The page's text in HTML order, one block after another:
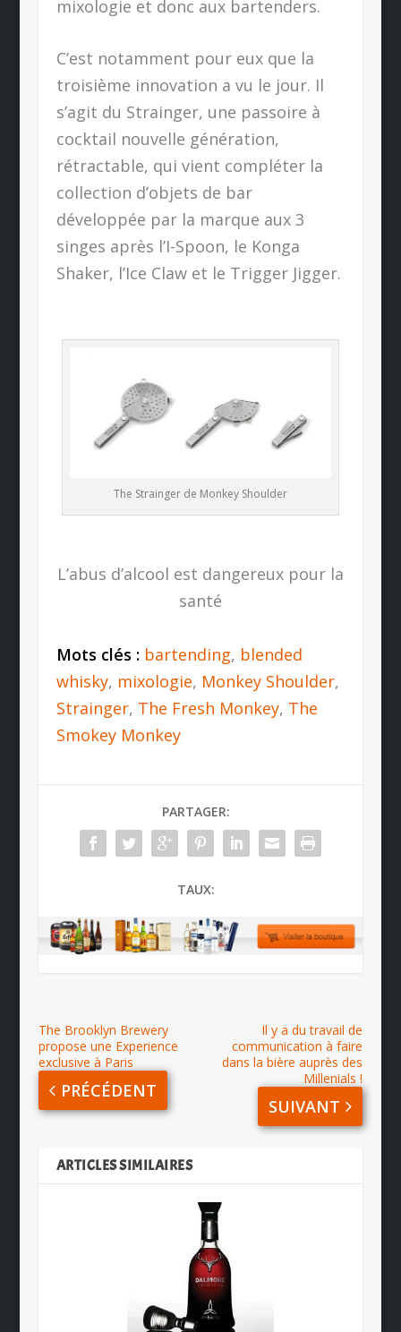
mixologie et donc aux bartenders.
C’est notamment pour eux que la
troisième innovation a vu le jour. Il
s’agit du Strainger, une passoire à
cocktail nouvelle génération,
rétractable, qui vient compléter la
collection d’objets de bar
développée par la marque aux 3
singes après l’I-Spoon, le Konga
Shaker, l’Ice Claw et le Trigger Jigger.
The Strainger de Monkey Shoulder
L’abus d’alcool est dangereux pour la
santé
Mots clés : bartending, blended
whisky, mixologie, Monkey Shoulder,
Strainger, The Fresh Monkey, The
Smokey Monkey
PARTAGER:
TAUX:
The Brooklyn Brewery
propose une Experience
exclusive à Paris
PRÉCÉDENT
Il y a du travail de
communication à faire
dans la bière auprès des
Millenials !
SUIVANT
ARTICLES SIMILAIRES